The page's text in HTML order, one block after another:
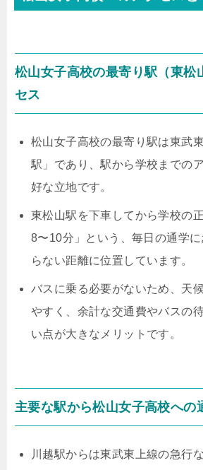
松山女子高校の最寄り駅（東松
セス
松山女子高校の最寄り駅は東武
駅」であり、駅から学校までの
好な立地です。
東松山駅を下車してから学校の
8〜10分」という、毎日の通学
らない距離に位置しています。
バスに乗る必要がないため、天
やすく、余計な交通費やバスの
い点が大きなメリットです。
主要な駅から松山女子高校への
川越駅からは東武東上線の急行